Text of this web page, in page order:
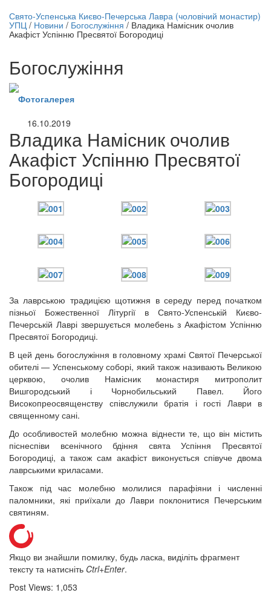
трансляція |
12 вересня
трансляції
онлайн трансляції
Веб-камери
12 сентября 2015Название трансляции
12 сентября 2015Название трансляции
12 сентября 2015Название трансляции
12 сентября 2015Название трансляции
12 сентября 2015
Название трансляции
12 сентября 2015
Название трансляции
12 сентября 2015Название трансляции
12 сентября 2015
Перейти до архіву
Свято-Успенська Києво-Печерська Лавра (чоловічий монастир)
УПЦ / Новини / Богослужіння/ Владика Намісник очолив
Акафіст Успінню Пресвятої Богородиці
Богослужіння
Фотогалерея
16.10.2019
Владика Намісник очолив
Акафіст Успінню Пресвятої
Богородиці
За лаврською традицією щотижня в середу перед початком
пізньої Божественної Літургії в Свято-Успенській Києво-
Печерській Лаврі звершується молебень з Акафістом Успінню
Пресвятої Богородиці.
В цей день богослужіння в головному храмі Святої Печерської
обителі — Успенському соборі, який також називають Великою
церквою, очолив Намісник монастиря митрополит
Вишгородський і Чорнобильський Павел. Його
Високопреосвященству співслужили братія і гості Лаври в
священному сані.
До особливостей молебню можна віднести те, що він містить
піснеспіви всенічного бдіння свята Успіння Пресвятої
Богородиці, а також сам акафіст виконується співуче двома
лаврськими криласами.
Також під час молебню молилися парафіяни і численні
паломники, які приїхали до Лаври поклонитися Печерським
святиням.
Якщо ви знайшли помилку, будь ласка, виділіть фрагмент
тексту та натисніть Ctrl+Enter.
Post Views: 1,053